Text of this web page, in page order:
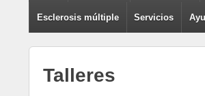
Esclerosis múltiple Servicios
Talleres